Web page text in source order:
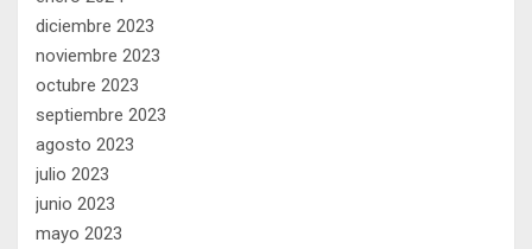
diciembre 2023
noviembre 2023
octubre 2023
septiembre 2023
agosto 2023
julio 2023
junio 2023
mayo 2023